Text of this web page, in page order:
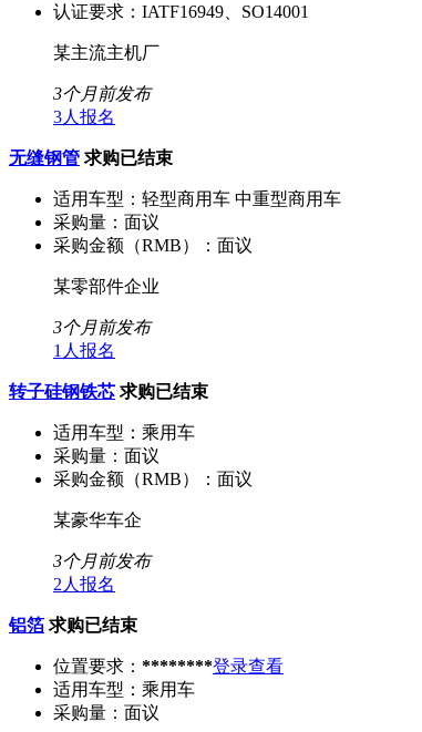
认证要求： IATF16949、SO14001
某主流主机厂
3个月前发布
3人报名
无缝钢管 求购已结束
适用车型： 轻型商用车 中重型商用车
采购量： 面议
采购金额（RMB）： 面议
某零部件企业
3个月前发布
1人报名
转子硅钢铁芯 求购已结束
适用车型： 乘用车
采购量： 面议
采购金额（RMB）： 面议
某豪华车企
3个月前发布
2人报名
铝箔 求购已结束
位置要求： ********登录查看
适用车型： 乘用车
采购量： 面议